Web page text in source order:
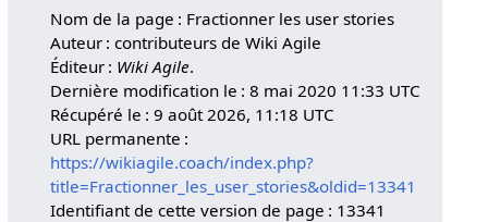
Nom de la page : Fractionner les user stories
Auteur : contributeurs de Wiki Agile
Éditeur : Wiki Agile.
Dernière modification le : 8 mai 2020 11:33 UTC
Récupéré le : 9 août 2026, 11:18 UTC
URL permanente :
https://wikiagile.coach/index.php?
title=Fractionner_les_user_stories&oldid=13341
Identifiant de cette version de page : 13341